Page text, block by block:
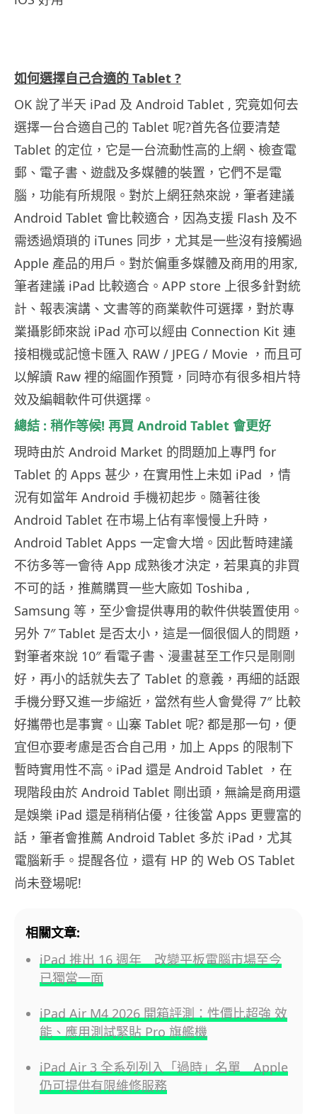
如何選擇自己合適的 Tablet ?
OK 說了半天 iPad 及 Android Tablet , 究竟如何去
選擇一台合適自己的 Tablet 呢?首先各位要清楚
Tablet 的定位，它是一台流動性高的上網、檢查電
郵、電子書、遊戲及多媒體的裝置，它們不是電
腦，功能有所規限。對於上網狂熱來說，筆者建議
Android Tablet 會比較適合，因為支援 Flash 及不
需透過煩瑣的 iTunes 同步，尤其是一些沒有接觸過
Apple 產品的用戶。對於偏重多媒體及商用的用家,
筆者建議 iPad 比較適合。APP store 上很多針對統
計、報表演講、文書等的商業軟件可選擇，對於專
業攝影師來說 iPad 亦可以經由 Connection Kit 連
接相機或記憶卡匯入 RAW / JPEG / Movie ，而且可
以解讀 Raw 裡的縮圖作預覽，同時亦有很多相片特
效及編輯軟件可供選擇。
總結 : 稍作等候! 再買 Android Tablet 會更好
現時由於 Android Market 的問題加上專門 for
Tablet 的 Apps 甚少，在實用性上未如 iPad ，情
況有如當年 Android 手機初起步。隨著往後
Android Tablet 在巿場上佔有率慢慢上升時，
Android Tablet Apps 一定會大增。因此暫時建議
不彷多等一會待 App 成熟後才決定，若果真的非買
不可的話，推薦購買一些大廠如 Toshiba ,
Samsung 等，至少會提供專用的軟件供裝置使用。
另外 7″ Tablet 是否太小，這是一個很個人的問題，
對筆者來說 10″ 看電子書、漫畫甚至工作只是剛剛
好，再小的話就失去了 Tablet 的意義，再細的話跟
手機分野又進一步縮近，當然有些人會覺得 7″ 比較
好攜帶也是事實。山寨 Tablet 呢? 都是那一句，便
宜但亦要考慮是否合自己用，加上 Apps 的限制下
暫時實用性不高。iPad 還是 Android Tablet ，在
現階段由於 Android Tablet 剛出頭，無論是商用還
是娛樂 iPad 還是稍稍佔優，往後當 Apps 更豐富的
話，筆者會推薦 Android Tablet 多於 iPad，尤其
電腦新手。提醒各位，還有 HP 的 Web OS Tablet
尚未登場呢!
相關文章:
iPad 推出 16 週年 改變平板電腦市場至今
已獨當一面
iPad Air M4 2026 開箱評測：性價比超強 效
能、應用測試緊貼 Pro 旗艦機
iPad Air 3 全系列列入「過時」名單 Apple
仍可提供有限維修服務